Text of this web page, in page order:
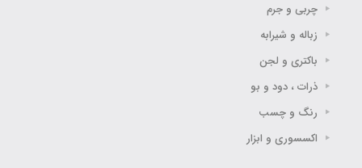
چربی و جرم
زباله و شیرابه
باکتری و لجن
ذرات ، دود و بو
رنگ و چسب
اکسسوری و ابزار